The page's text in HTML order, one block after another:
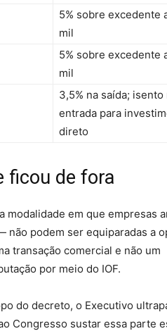
5% sobre excedente
mil
5% sobre excedente
mil
3,5% na saída; isento
entrada para
direto
ficou de fora
em que empresas
podem ser equiparadas a
transação comercial e não um
por meio do IOF.
do decreto, o Executivo
Congresso sustar essa parte